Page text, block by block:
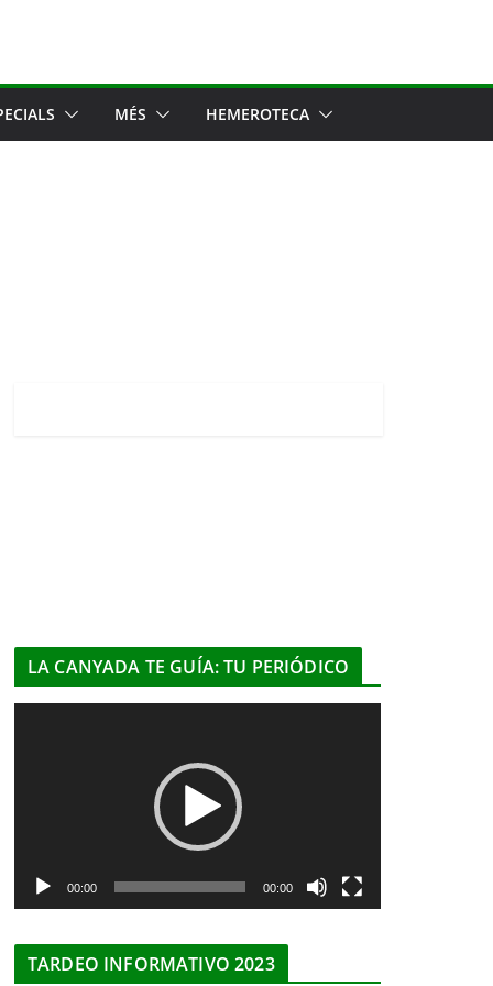
MÉS HEMEROTECA
LA CANYADA TE GUÍA: TU PERIÓDICO
c
00:00 00:00
TARDEO INFORMATIVO 2023